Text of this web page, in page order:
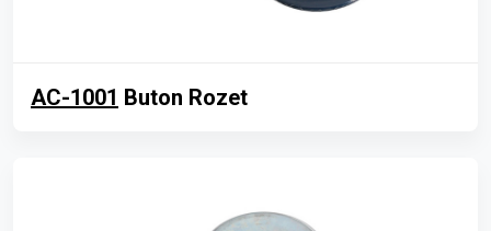
AC-1001 Buton Rozet